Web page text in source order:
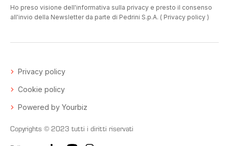
Ho preso visione dell'informativa sulla privacy e presto il consenso
all'invio della Newsletter da parte di Pedrini S.p.A. ( Privacy policy )
Privacy policy
Cookie policy
Powered by Yourbiz
Copyrights © 2023 tutti i diritti riservati